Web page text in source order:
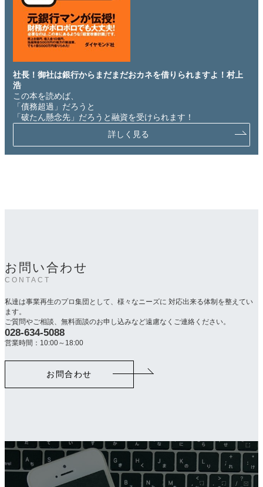
社長！御社は銀行からまだまだおカネを借りられますよ！村上
浩
この本を読めば、
「債務超過」だろうと
「破たん懸念先」だろうと融資を受けられます！
詳しく見る
お問い合わせ
CONTACT
私達は事業再生のプロ集団として、様々なニーズに 対応出来る体制を整えてい
ます。
ご質問やご相談、無料面談のお申し込みなど遠慮なくご連絡ください。
カ
ラ
ク
028-634-5088
営業時間：10:00～18:00
お問合わせ